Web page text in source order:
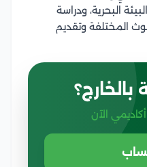
البحرية، ودراسة
المختلفة وتقديم
بالخارج؟
الآن